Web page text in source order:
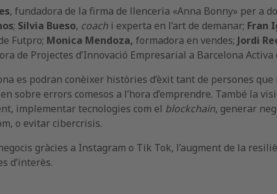
, fundadora de la firma de llenceria «Anna Bonny» per a
; Silvia Bueso, coach i experta en l’art de demanar; Fran
Futpro; Monica Mendoza, formadora en vendes; Jordi
de Projectes d’Innovació Empresarial a Barcelona Activa
es podran conèixer històries d’èxit tant de persones
sobre errors comesos a l’hora d’emprendre. També la
implementar tecnologies com el blockchain, generar
o evitar cibercrisis.
gràcies a Instagram o Tik Tok, l’augment de la
d’interès.